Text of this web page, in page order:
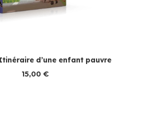
d’une enfant pauvre
15,00 €